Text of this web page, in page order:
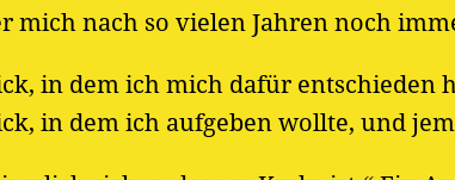
mich nach so vielen Jahren noch
in dem ich mich dafür entschieden
in dem ich aufgeben wollte, und